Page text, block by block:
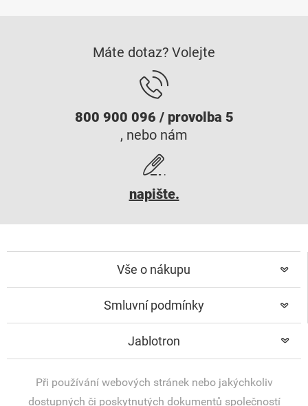
Máte dotaz? Volejte
800 900 096 / provolba 5
, nebo nám
napište.
Vše o nákupu
Smluvní podmínky
Jablotron
Při používání webových stránek nebo jakýchkoliv
dostupných či poskytnutých dokumentů společností